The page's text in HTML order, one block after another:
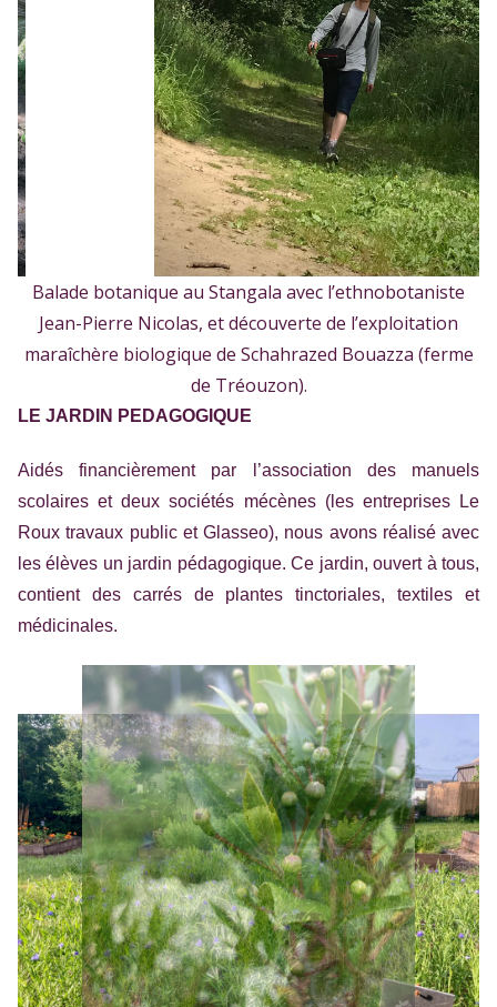
Balade botanique au Stangala avec l’ethnobotaniste
Jean-Pierre Nicolas, et découverte de l’exploitation
maraîchère biologique de Schahrazed Bouazza (ferme
de Tréouzon).
LE JARDIN PEDAGOGIQUE
Aidés financièrement par l’association des manuels
scolaires et deux sociétés mécènes (les entreprises Le
Roux travaux public et Glasseo), nous avons réalisé avec
les élèves un jardin pédagogique. Ce jardin, ouvert à tous,
contient des carrés de plantes tinctoriales, textiles et
médicinales.